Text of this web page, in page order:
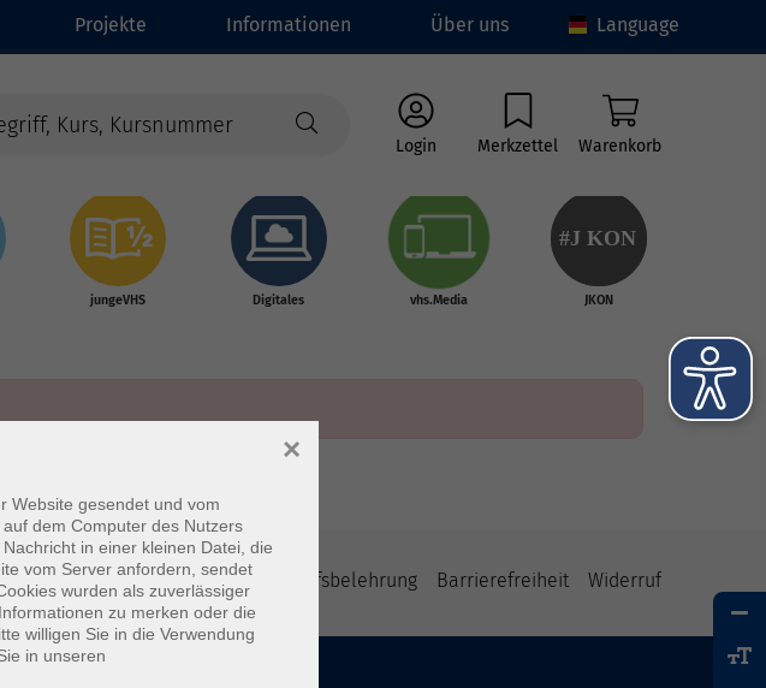
Projekte Informationen Über uns Language
Login Merkzettel Warenkorb
jungeVHS Digitales vhs.Media
#J KON
JKON
AGB Widerrufsbelehrung Barrierefreiheit Widerruf
Website gesendet und vom
dem Computer des Nutzers
in einer kleinen Datei, die
vom Server anfordern, sendet
wurden als zuverlässiger
zu merken oder die
willigen Sie in die Verwendung
in unseren
×